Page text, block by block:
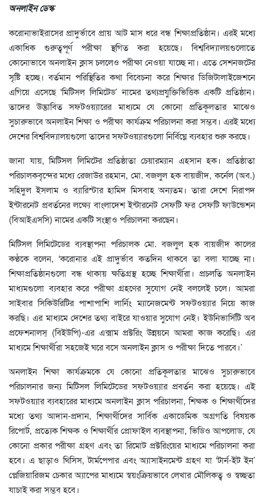
অনলাইন ডেস্ক
করোনাভাইরাসের প্রাদুর্ভাবে প্রায় আট মাস ধরে বন্ধ শিক্ষাপ্রতিষ্ঠান। এরই মধ্যে
একাধিক গুরুত্বপূর্ণ পরীক্ষা স্থগিত করা হয়েছে। বিশ্ববিদ্যালয়গুলোতে
কোনোভাবে অনলাইন ক্লাস চললেও পরীক্ষা নেওয়া যাচ্ছে না। এতে সেশনজটের
সৃষ্টি হচ্ছে। বর্তমান পরিস্থিতির কথা বিবেচনা করে শিক্ষার ডিজিটালাইজেশনে
এগিয়ে এসেছে ‘মিটিসল লিমিটেড’ নামের তথ্যপ্রযুক্তিভিত্তিক একটি প্রতিষ্ঠান।
তাদের উদ্ভাবিত সফটওয়্যারের মাধ্যমে যে কোনো প্রতিকূলতার মাঝেও
সুচারুভাবে অনলাইন শিক্ষা ও পরীক্ষা কার্যক্রম পরিচালনা করা সম্ভব। এরই মধ্যে
দেশের বিশ্ববিদ্যালয়গুলো তাদের সফটওয়্যারগুলো নির্বিঘ্নে ব্যবহার শুরু করছে।
জানা যায়, মিটিসল লিমিটের প্রতিষ্ঠাতা চেয়ারম্যান এহসান হক। প্রতিষ্ঠাতা
পরিচালকবৃন্দের মধ্যে রেজাউর রহমান, মো. বজলুল হক বায়জীদ, কর্নেল (অব.)
সহিদুল ইসলাম ও ব্যারিস্টার হামিদ মিসবাহ অন্যতম। তারা দেশে নিরাপদ
ইন্টারনেট প্রবর্তনের লক্ষ্যে বাংলাদেশ ইন্টারনেট সেফটি ফর সেফটি ফাউন্ডেশন
(বিআইএসসি) নামের একটি সংস্থাও পরিচালনা করছেন।
মিটিসল লিমিটেডের ব্যবস্থাপনা পরিচালক মো. বজলুল হক বায়জীদ কালের
কণ্ঠকে বলেন, ‘করোনার এই প্রাদুর্ভাব কতদিন থাকবে তা বলা যাচ্ছে না।
শিক্ষাপ্রতিষ্ঠানগুলো বন্ধ থাকায় ক্ষতিগ্রস্থ হচ্ছে শিক্ষার্থীরা। প্রচলতি অনলাইন
মাধ্যমগুলো ব্যবহার করে পরীক্ষা গ্রহণের সুযোগ নেই বললেই চলে। আমরা
সাইবার সিকিউরিটির পাশাপাশি লার্নিং ম্যানেজমেন্ট সফটওয়্যার নিয়ে কাজ
করছি। এর মাধ্যমে দেশের তথ্য বাইরে যাওয়ার সুযোগ নেই। ইউনিভার্সিটি অব
প্রফেশনালস্ (বিইউপি)-এর এক্সাম প্রক্টরিং উন্নয়নে আমরা কাজ করেছি। এর
মাধ্যমে শিক্ষার্থীরা সহজেই ঘরে বসে অনলাইন ক্লাস ও পরীক্ষা দিতে পারবে।’
অনলাইন শিক্ষা কার্যক্রমকে যে কোনো প্রতিকূলতার মাঝেও সুচারুভাবে
পরিচালনার জন্য মিটিসল লিমিটেডের সফটওয়্যার প্রবর্তন করা হয়েছে। এই
সফটওয়্যার ব্যবহারের মাধ্যমে অনলাইন ক্লাস পরিচালনা, শিক্ষক ও শিক্ষার্থীদের
মধ্যে তথ্য আদান-প্রদান, শিক্ষার্থীদের সার্বিক একাডেমিক অগ্রগতি বিষয়ক
রিপোর্ট, প্রত্যেক শিক্ষক ও শিক্ষার্থীর প্রোফাইল ব্যবস্থাপনা, ভিডিও আপলোড, যে
কোনো প্রকার পরীক্ষা গ্রহণ এবং তা রিমোট প্রক্টরিংয়ের মাধ্যমে পরিচালনা করা
হবে। এ ছাড়াও থিসিস, টার্মপেপার এবং অ্যাসাইনমেন্ট গ্রহণ যা ‘টার্ন-ইট ইন’
প্লেজিয়ারিজম চেকার অ্যাপের মাধ্যমে স্বয়ংক্রিয়ভাবে লেখার মৌলিকত্ব ও স্বচ্ছতা
যাচাই করা সম্ভব হবে।